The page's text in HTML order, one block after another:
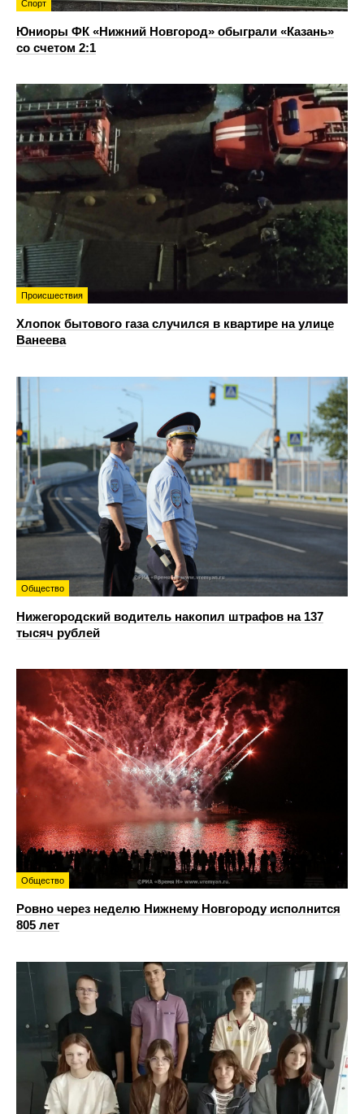
Спорт
Юниоры ФК «Нижний Новгород» обыграли «Казань»
со счетом 2:1
Происшествия
Хлопок бытового газа случился в квартире на улице
Ванеева
Общество
Нижегородский водитель накопил штрафов на 137
тысяч рублей
Общество
Ровно через неделю Нижнему Новгороду исполнится
805 лет